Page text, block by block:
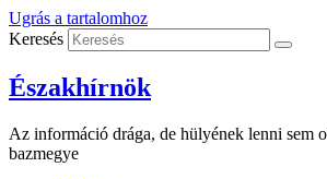
Ugrás a tartalomhoz
Keresés
Északhírnök
Az információ drága, de hülyének lenni
bazmegye